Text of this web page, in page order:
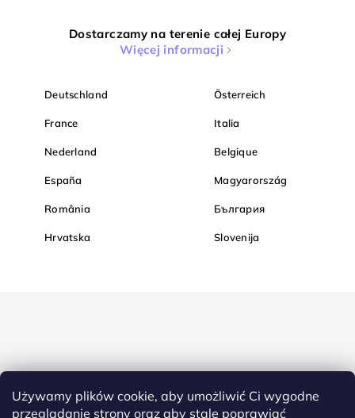
Używamy plików cookie, aby umożliwić Ci wygodne
przeglądanie strony oraz aby stale poprawiać
Dostarczamy na terenie całej Europy
Więcej informacji
Deutschland Österreich
France Italia
Nederland Belgique
España Magyarország
România България
Hrvatska Slovenija